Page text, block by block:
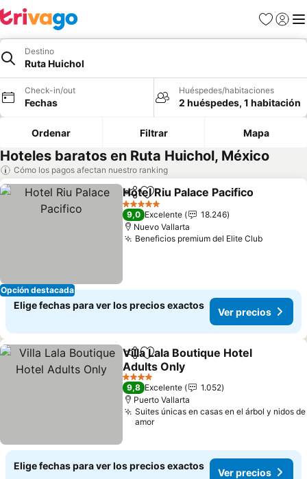
Favoritos
Iniciar
Destino
Ruta Huichol
Check-in/out
Fechas
Huéspedes/habitaciones
2 huéspedes, 1 habitación
Ordenar Filtrar Mapa
Hoteles baratos en Ruta Huichol, México
Cómo los pagos afectan nuestro ranking
Opción destacada
CompartirAgregar a favoritos
Hotel Riu Palace Pacifico
5 Estrellas
9,0 Excelente
18.246
Nuevo Vallarta
Beneficios premium del Elite ClubVer
Elige fechas para ver los precios exactos
Ver precios
CompartirAgregar a favoritos
Villa Lala Boutique Hotel
Adults Only
Ver precios
4 Estrellas
9,8 Excelente
1.052
Puerto Vallarta
Suites únicas en casas en el árbol y nidos de
amor
Elige fechas para ver los precios exactos
Ver precios